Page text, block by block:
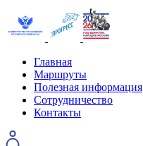
Главная
Маршруты
Полезная информация
Сотрудничество
Контакты